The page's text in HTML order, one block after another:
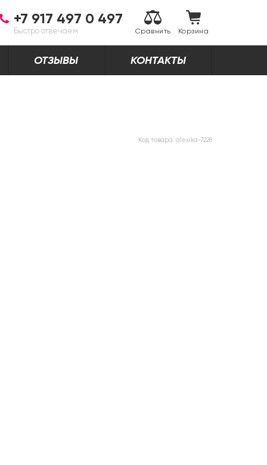
+7 917 497 0 497
Быстро отвечаем Сравнить Корзина
ОТЗЫВЫ КОНТАКТЫ
Код товара: alexika-7228